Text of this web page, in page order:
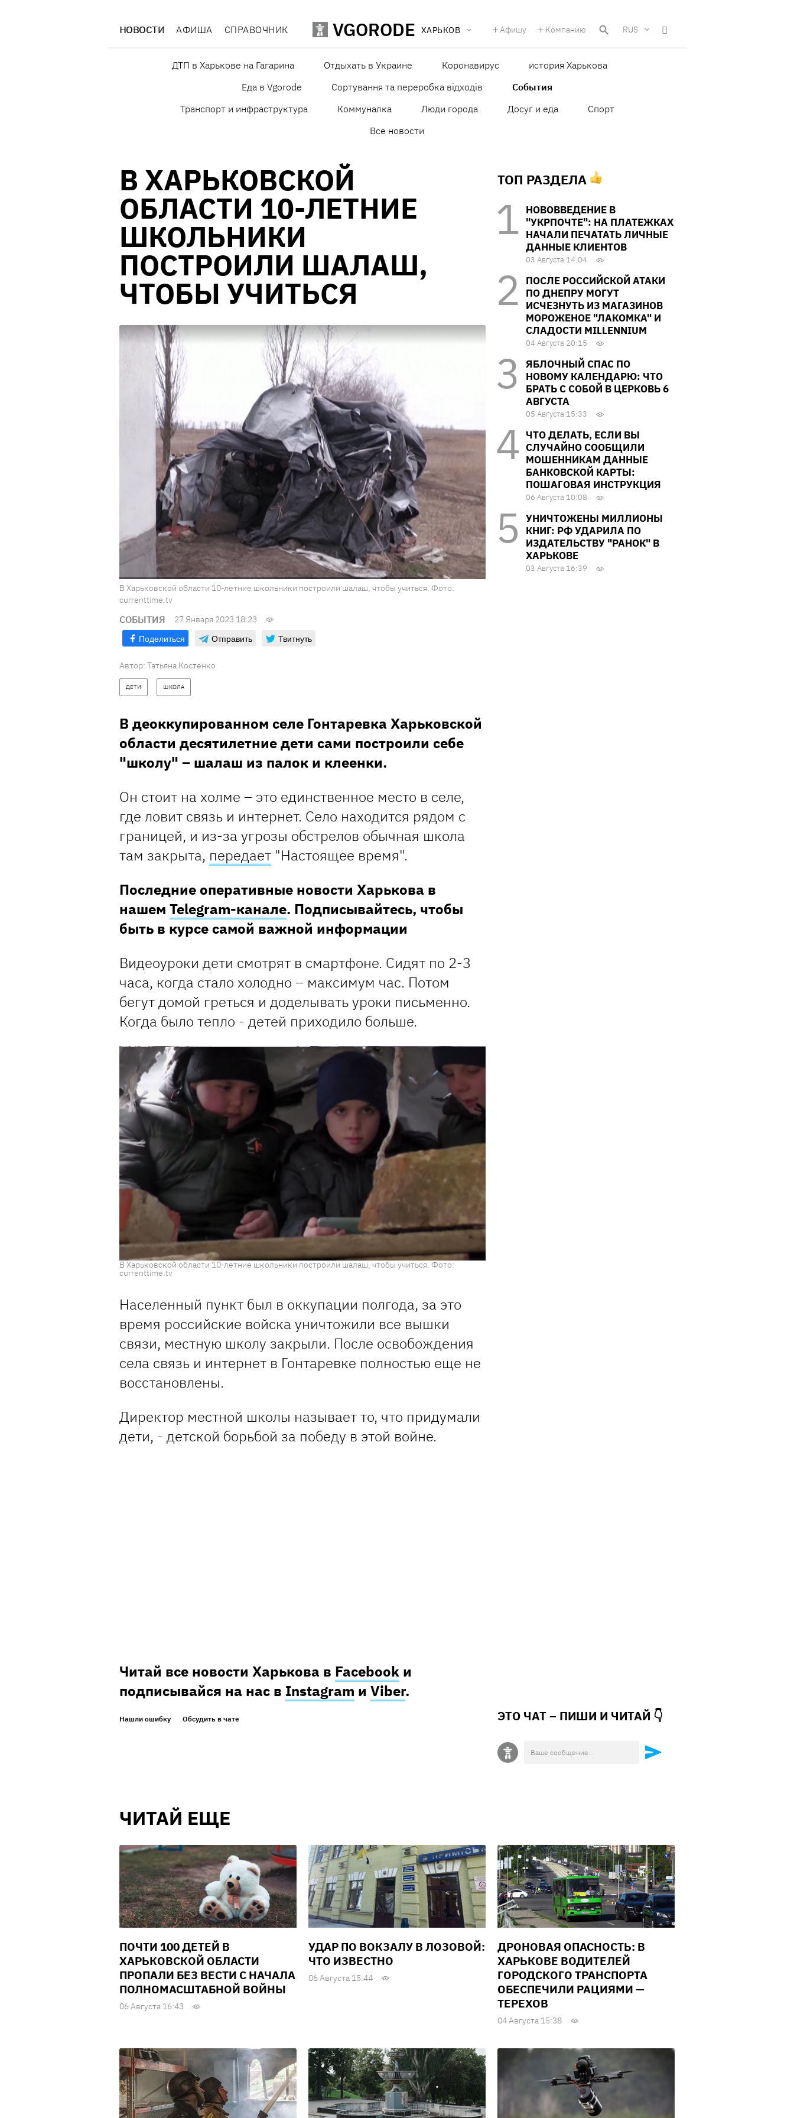
НОВОСТИ АФИША СПРАВОЧНИК VGORODE ХАРЬКОВ Афишу Компанию RUS
ДТП в Харькове на Гагарина Отдыхать в Украине Коронавирус
история Харькова
Еда в Vgorode
Сортування та переробка відходів
События
Транспорт и инфраструктура
Коммуналка Люди города Досуг и еда
Спорт
Все новости
В ХАРЬКОВСКОЙ
ОБЛАСТИ 10-ЛЕТНИЕ
ШКОЛЬНИКИ
ПОСТРОИЛИ ШАЛАШ,
ЧТОБЫ УЧИТЬСЯ
В Харьковской области 10-летние школьники построили шалаш, чтобы учиться. Фото:
currenttime.tv
СОБЫТИЯ 27 Января 2023 18:23
Поделиться Отправить Твитнуть
Автор: Татьяна Костенко
ДЕТИ ШКОЛА
В деоккупированном селе Гонтаревка Харьковской
области десятилетние дети сами построили себе
"школу" – шалаш из палок и клеенки.
Он стоит на холме – это единственное место в селе,
где ловит связь и интернет. Село находится рядом с
границей, и из-за угрозы обстрелов обычная школа
там закрыта, передает "Настоящее время".
Последние оперативные новости Харькова в
нашем Telegram-канале. Подписывайтесь, чтобы
быть в курсе самой важной информации
Видеоуроки дети смотрят в смартфоне. Сидят по 2-3
часа, когда стало холодно – максимум час. Потом
бегут домой греться и доделывать уроки письменно.
Когда было тепло - детей приходило больше.
В Харьковской области 10-летние школьники построили шалаш, чтобы учиться. Фото:
currenttime.tv
Населенный пункт был в оккупации полгода, за это
время российские войска уничтожили все вышки
связи, местную школу закрыли. После освобождения
села связь и интернет в Гонтаревке полностью еще не
восстановлены.
Директор местной школы называет то, что придумали
дети, - детской борьбой за победу в этой войне.
Читай все новости Харькова в Facebook и
подписывайся на нас в Instagram и Viber.
Нашли ошибку Обсудить в чате
ТОП РАЗДЕЛА
НОВОВВЕДЕНИЕ В
"УКРПОЧТЕ": НА ПЛАТЕЖКАХ
НАЧАЛИ ПЕЧАТАТЬ ЛИЧНЫЕ
ДАННЫЕ КЛИЕНТОВ
03 Августа 14:04
ПОСЛЕ РОССИЙСКОЙ АТАКИ
ПО ДНЕПРУ МОГУТ
ИСЧЕЗНУТЬ ИЗ МАГАЗИНОВ
МОРОЖЕНОЕ "ЛАКОМКА" И
СЛАДОСТИ MILLENNIUM
04 Августа 20:15
ЯБЛОЧНЫЙ СПАС ПО
НОВОМУ КАЛЕНДАРЮ: ЧТО
БРАТЬ С СОБОЙ В ЦЕРКОВЬ 6
АВГУСТА
05 Августа 15:33
ЧТО ДЕЛАТЬ, ЕСЛИ ВЫ
СЛУЧАЙНО СООБЩИЛИ
МОШЕННИКАМ ДАННЫЕ
БАНКОВСКОЙ КАРТЫ:
ПОШАГОВАЯ ИНСТРУКЦИЯ
06 Августа 10:08
УНИЧТОЖЕНЫ МИЛЛИОНЫ
КНИГ: РФ УДАРИЛА ПО
ИЗДАТЕЛЬСТВУ "РАНОК" В
ХАРЬКОВЕ
03 Августа 16:39
ЭТО ЧАТ – ПИШИ И ЧИТАЙ 👇
ЧИТАЙ ЕЩЕ
ПОЧТИ 100 ДЕТЕЙ В
ХАРЬКОВСКОЙ ОБЛАСТИ
ПРОПАЛИ БЕЗ ВЕСТИ С НАЧАЛА
ПОЛНОМАСШТАБНОЙ ВОЙНЫ
06 Августа 16:43
УДАР ПО ВОКЗАЛУ В ЛОЗОВОЙ:
ЧТО ИЗВЕСТНО
06 Августа 15:44
ДРОНОВАЯ ОПАСНОСТЬ: В
ХАРЬКОВЕ ВОДИТЕЛЕЙ
ГОРОДСКОГО ТРАНСПОРТА
ОБЕСПЕЧИЛИ РАЦИЯМИ —
ТЕРЕХОВ
04 Августа 15:38